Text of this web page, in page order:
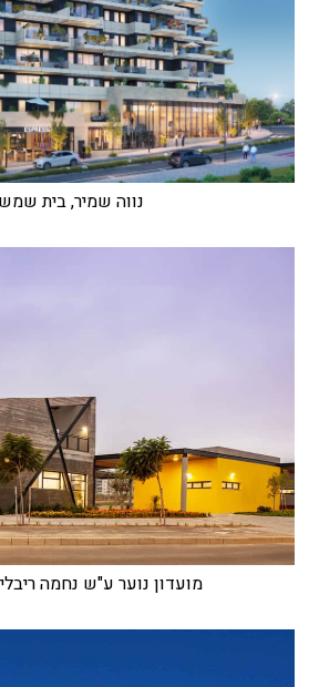
נווה שמיר, בית שמש
מועדון נוער ע"ש נחמה